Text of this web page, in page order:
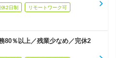
2日制 リモートワーク可
80％以上／残業少なめ／完休2